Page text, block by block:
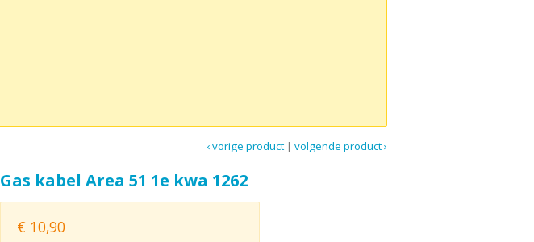
volgende product ›
|
‹ vorige product
Gas kabel Area 51 1e kwa 1262
€ 10,90